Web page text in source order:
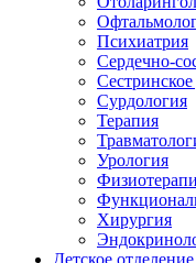
Психиатрия
Сердечно-
Сестринское
Сурдология
Терапия
Урология
Хирургия
Детское отделение